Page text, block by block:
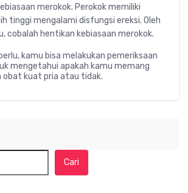
merokok. Perokok memiliki
tinggi mengalami disfungsi ereksi. Oleh
cobalah hentikan kebiasaan merokok.
kamu bisa melakukan pemeriksaan
mengetahui apakah kamu memang
kuat pria atau tidak.
Cari